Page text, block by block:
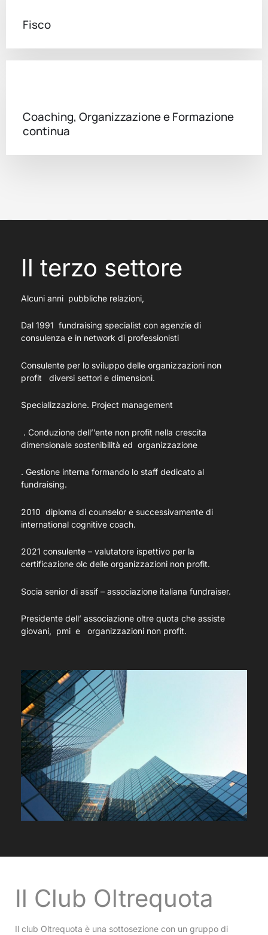
Fisco
Coaching, Organizzazione e Formazione
continua
Il terzo settore
Alcuni anni pubbliche relazioni,
Dal 1991 fundraising specialist con agenzie di
consulenza e in network di professionisti
Consulente per lo sviluppo delle organizzazioni non
profit diversi settori e dimensioni.
Specializzazione. Project management
. Conduzione dell’’ente non profit nella crescita
dimensionale sostenibilità ed organizzazione
. Gestione interna formando lo staff dedicato al
fundraising.
2010 diploma di counselor e successivamente di
international cognitive coach.
2021 consulente – valutatore ispettivo per la
certificazione olc delle organizzazioni non profit.
Socia senior di assif – associazione italiana fundraiser.
Presidente dell’ associazione oltre quota che assiste
giovani, pmi e organizzazioni non profit.
Il Club Oltrequota
Il club Oltrequota è una sottosezione con un gruppo di